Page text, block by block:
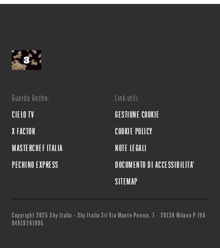
Guarda Anche:
CIELO TV
X FACTOR
MASTERCHEF ITALIA
PECHINO EXPRESS
Link utili:
GESTIONE COOKIE
COOKIE POLICY
NOTE LEGALI
DOCUMENTO DI ACCESSIBILITA'
SITEMAP
Copyright 2025 Sky Italia - Sky Italia Srl Via Monte Penice, 7 - 20138 Milano P.IVA
04619241005.